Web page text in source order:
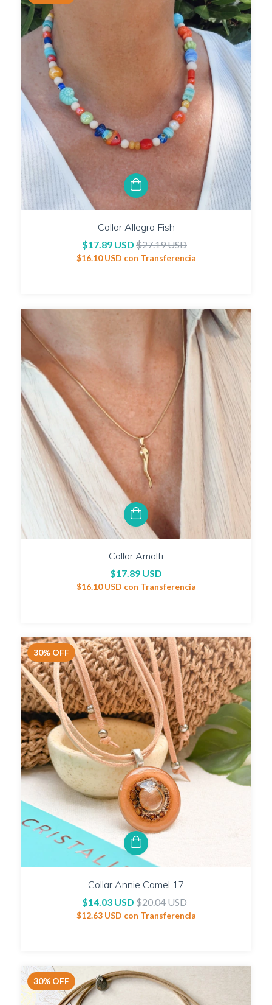
Collar Allegra Fish
$17.89 USD $27.19 USD
$16.10 USD con Transferencia
Collar Amalfi
$17.89 USD
$16.10 USD con Transferencia
30% OFF
Collar Annie Camel 17
$14.03 USD $20.04 USD
$12.63 USD con Transferencia
30% OFF